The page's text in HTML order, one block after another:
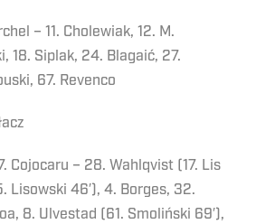
– 11. Cholewiak, 12. M.
18. Siplak, 24. Blagaić, 27.
67. Revenco
Cojocaru – 28. Wahlqvist (17. Lis
Lisowski 46′), 4. Borges, 32.
8. Ulvestad (61. Smoliński 69′),